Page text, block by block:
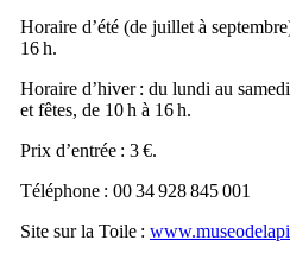
Horaire d’été (de juillet à
16 h.
Horaire d’hiver : du lundi au
et fêtes, de 10 h à 16 h.
Prix d’entrée : 3 €.
Téléphone : 00 34 928 845 001
Site sur la Toile :